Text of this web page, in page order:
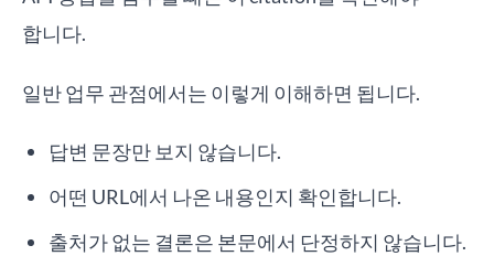
합니다.
일반 업무 관점에서는 이렇게 이해하면 됩니다.
답변 문장만 보지 않습니다.
어떤 URL에서 나온 내용인지 확인합니다.
출처가 없는 결론은 본문에서 단정하지 않습니다.